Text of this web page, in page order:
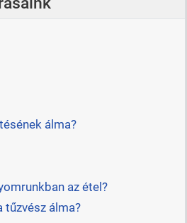
álma?
az étel?
tűzvész álma?